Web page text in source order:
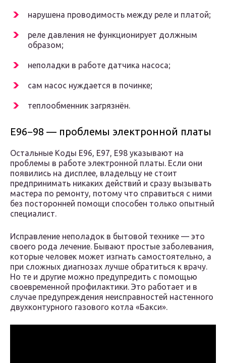
нарушена проводимость между реле и платой;
реле давления не функционирует должным
образом;
неполадки в работе датчика насоса;
сам насос нуждается в починке;
теплообменник загрязнён.
Е96−98 — проблемы электронной платы
Остальные Коды Е96, Е97, Е98 указывают на
проблемы в работе электронной платы. Если они
появились на дисплее, владельцу не стоит
предпринимать никаких действий и сразу вызывать
мастера по ремонту, потому что справиться с ними
без посторонней помощи способен только опытный
специалист.
Исправление неполадок в бытовой технике — это
своего рода лечение. Бывают простые заболевания,
которые человек может изгнать самостоятельно, а
при сложных диагнозах лучше обратиться к врачу.
Но те и другие можно предупредить с помощью
своевременной профилактики. Это работает и в
случае предупреждения неисправностей настенного
двухконтурного газового котла «Бакси».